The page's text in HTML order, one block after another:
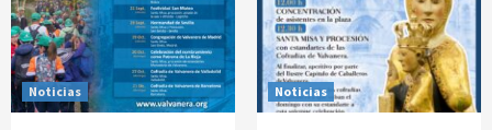
Noticias Noticias